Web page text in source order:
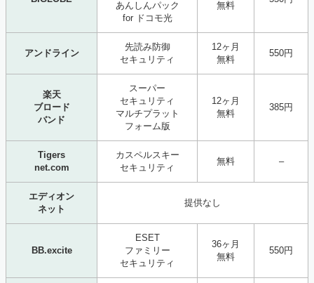
あんしんパック
for ドコモ光
無料
アンドライン
先読み防御
セキュリティ
12ヶ月
無料
550円
楽天
ブロード
バンド
スーパー
セキュリティ
マルチプラット
フォーム版
12ヶ月
無料
385円
Tigers
net.com
カスペルスキー
セキュリティ
無料 –
エディオン
ネット
提供なし
BB.excite
ESET
ファミリー
セキュリティ
36ヶ月
無料
550円